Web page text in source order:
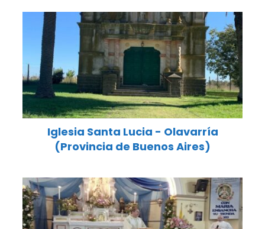
Iglesia Santa Lucia - Olavarría
(Provincia de Buenos Aires)